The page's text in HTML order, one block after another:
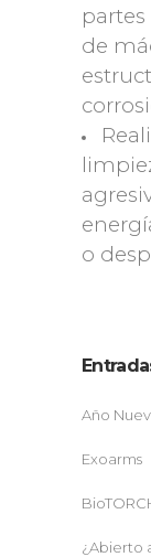
de
o
Año
Exoarms
¿Abierto